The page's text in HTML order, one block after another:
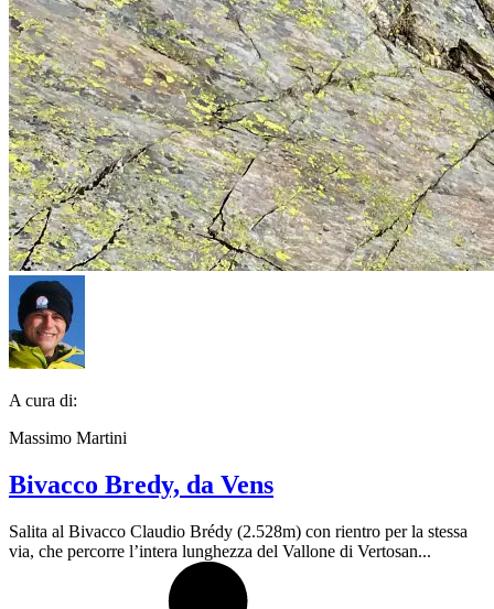
A cura di:
Massimo Martini
Bivacco Bredy, da Vens
Salita al Bivacco Claudio Brédy (2.528m) con rientro per la stessa
via, che percorre l’intera lunghezza del Vallone di Vertosan...